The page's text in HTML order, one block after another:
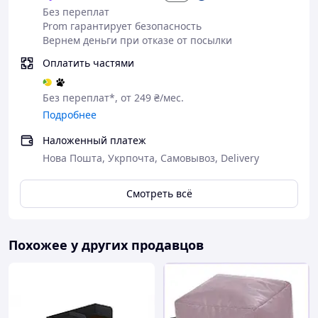
Качественные материалы, используемые
при изготовлении, помогут сохранить
годы.
Поэтому наши банкетки
подходяткак для офиса, салона, зоны
ожидания, студии, кабинета, ресепшна так и
для дома и квартиры.
Собственное производство!
Характеристика банкетка для обуви в
прихожую
Материал каркаса: профильная труба
Высота: 52 см;
Без переплат
Prom гарантирует безопасность
Вернем деньги при отказе от посылки
Оплатить частями
Без переплат*, от 249 ₴/мес.
Подробнее
Наложенный платеж
Нова Пошта, Укрпочта, Самовывоз, Delivery
Смотреть всё
Похожее у других продавцов